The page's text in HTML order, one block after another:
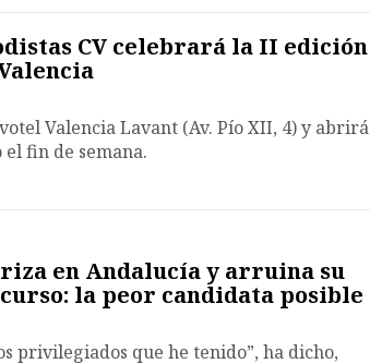
CV celebrará la II edición
Valencia Lavant (Av. Pío XII, 4) y abrirá
fin de semana.
en Andalucía y arruina su
la peor candidata posible
privilegiados que he tenido”, ha dicho,